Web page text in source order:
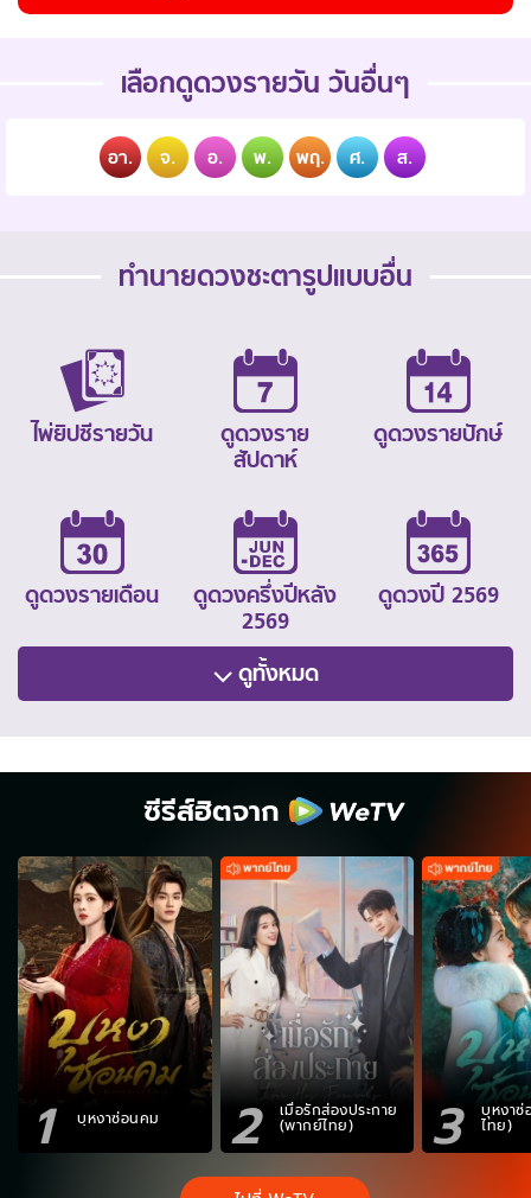
เลือกดูดวงรายวัน วันอื่นๆ
อา. จ. อ. พ. พฤ. ศ. ส.
ทำนายดวงชะตารูปแบบอื่น
ไพ่ยิปซีรายวัน
ดูดวงราย
สัปดาห์
ดูดวงรายปักษ์
ดูดวงรายเดือน
ดูดวงครึ่งปีหลัง
2569
ดูดวงปี 2569
ดูทั้งหมด
ซีรีส์ฮิตจาก
1 บุหงาซ่อนคม 2 เมื่อรักส่องประกาย
(พากย์ไทย) 3 บุหงา
ไทย)